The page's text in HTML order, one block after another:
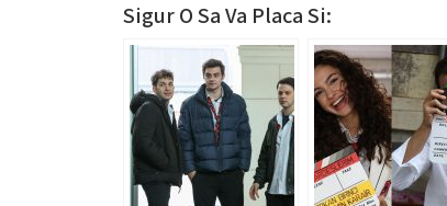
Sigur O Sa Va Placa Si: